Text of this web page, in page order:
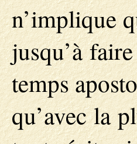
n’implique
jusqu’à
temps
qu’avec la